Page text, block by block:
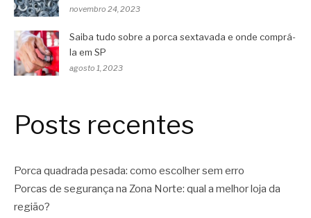
novembro 24, 2023
Saiba tudo sobre a porca sextavada e onde comprá-
la em SP
agosto 1, 2023
Posts recentes
Porca quadrada pesada: como escolher sem erro
Porcas de segurança na Zona Norte: qual a melhor loja da
região?